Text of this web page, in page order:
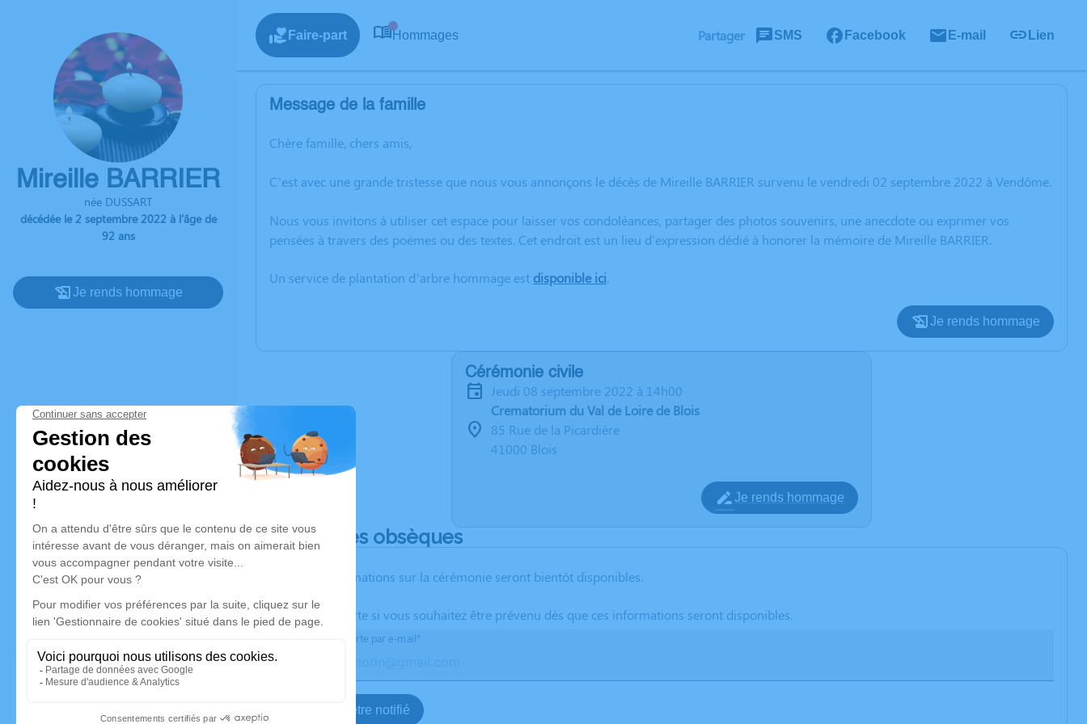
Mireille BARRIER
née DUSSART
décédée le 2 septembre 2022 à l'âge de
92 ans
Je rends hommage
Faire-part Hommages Partager SMS Facebook E-mail Lien
Message de la famille
Chère famille, chers amis,
C’est avec une grande tristesse que nous vous annonçons le décès de Mireille BARRIER survenu le vendredi 02 septembre 2022 à Vendôme.
Nous vous invitons à utiliser cet espace pour laisser vos condoléances, partager des photos souvenirs, une anecdote ou exprimer vos
pensées à travers des poèmes ou des textes. Cet endroit est un lieu d'expression dédié à honorer la mémoire de Mireille BARRIER.
Un service de plantation d’arbre hommage est disponible ici.
Je rends hommage
Cérémonie civile
jeudi 08 septembre 2022 à 14h00
Crematorium du Val de Loire de Blois
85 Rue de la Picardière
41000 Blois
Je rends hommage
Déroulé des obsèques
Les informations sur la cérémonie seront bientôt disponibles.
Activez une alerte si vous souhaitez être prévenu dès que ces informations seront disponibles.
Recevoir une alerte par e-mail*
Je veux être notifié